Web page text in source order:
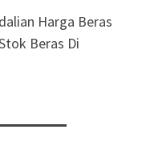
Harga Beras
Beras Di